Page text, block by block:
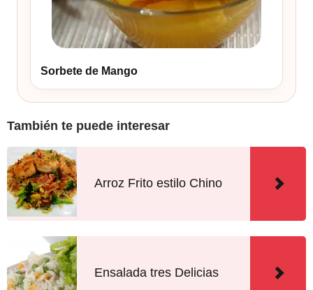
Sorbete de Mango
También te puede interesar
Arroz Frito estilo Chino
Ensalada tres Delicias